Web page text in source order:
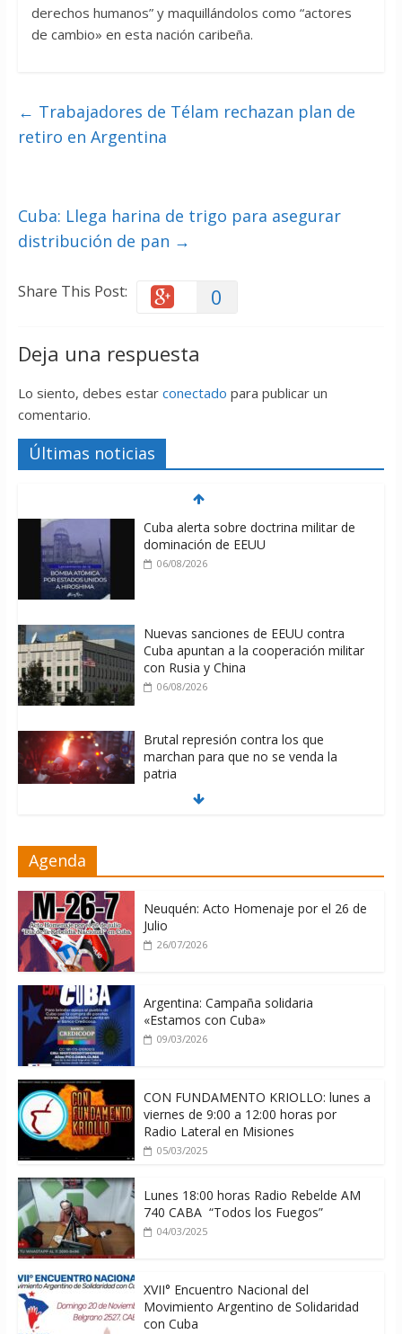
derechos humanos” y maquillándolos como “actores
de cambio» en esta nación caribeña.
← Trabajadores de Télam rechazan plan de
retiro en Argentina
Cuba: Llega harina de trigo para asegurar
distribución de pan →
Share This Post: 0
Deja una respuesta
Lo siento, debes estar conectado para publicar un
comentario.
Últimas noticias
Cuba alerta sobre doctrina militar de
dominación de EEUU
06/08/2026
Nuevas sanciones de EEUU contra
Cuba apuntan a la cooperación militar
con Rusia y China
06/08/2026
Brutal represión contra los que
marchan para que no se venda la
patria
06/08/2026
06/08/2026
Agenda
Neuquén: Acto Homenaje por el 26 de
Julio
26/07/2026
Argentina: Campaña solidaria
«Estamos con Cuba»
09/03/2026
CON FUNDAMENTO KRIOLLO: lunes a
viernes de 9:00 a 12:00 horas por
Radio Lateral en Misiones
05/03/2025
Lunes 18:00 horas Radio Rebelde AM
740 CABA “Todos los Fuegos”
04/03/2025
XVII° Encuentro Nacional del
Movimiento Argentino de Solidaridad
con Cuba